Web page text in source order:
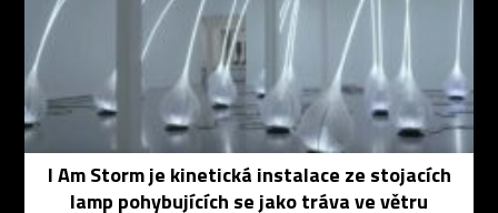
I Am Storm je kinetická instalace ze stojacích
lamp pohybujících se jako tráva ve větru